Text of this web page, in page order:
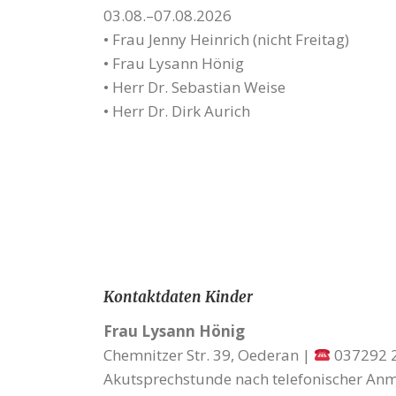
03.08.–07.08.2026
• Frau Jenny Heinrich (nicht Freitag)
• Frau Lysann Hönig
• Herr Dr. Sebastian Weise
• Herr Dr. Dirk Aurich
Kontaktdaten Kinder
Frau Lysann Hönig
Chemnitzer Str. 39, Oederan |
037292
Akutsprechstunde nach telefonischer